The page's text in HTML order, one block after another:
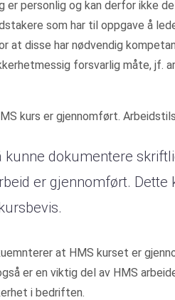
er personlig og kan derfor ikke
som har til oppgave å
at disse har nødvendig
forsvarlig måte, jf.
kurs er gjennomført.
kunne dokumentere
er gjennomført. Dette
at HMS kurset er
er en viktig del av HMS
i bedriften.